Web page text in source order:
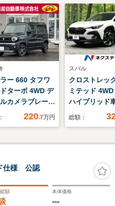
ー 660 タフワ
ターボ 4WD デ
カメラブレーキ
ート ステアリン
ー アイドリン
220.7万円
スバル
クロストレッ
ミテッド
ハイブリッド
11型ナビ 全
ーダークルー
ートヒータ
シート コー
サー LEDヘ
総額：
仕様 公認
額 本体価格
---